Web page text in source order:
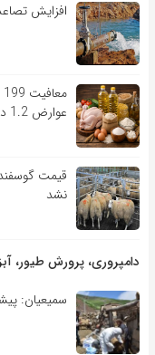
افزایش
عوارض 1.2 درصدی واردات
نشد
دامپروری، پرورش طیور،
سمیعیان: